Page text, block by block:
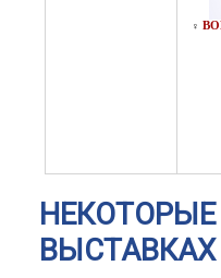
♀
ВЫСТАВКАХ